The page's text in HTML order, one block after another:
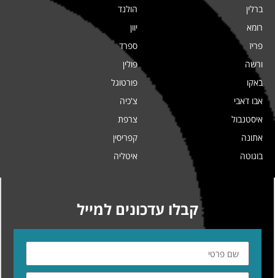
ברלין
רומא
פריז
ורשה
באקו
אבו דאבי
איסטנבול
אתונה
בוגוטה
הולנד
יוון
ספרד
פולין
פורטוגל
צ'כיה
צרפת
קפריסין
איטליה
קבלו עדכונים למייל